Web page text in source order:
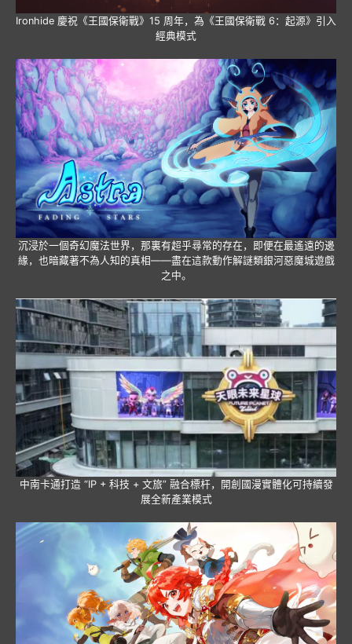
Ironhide 慶祝《王國保衛戰》15 周年，為《王國保衛戰 6：起源》引入
經典模式
沉浸於一個奇幻魔法世界，那裏有超乎尋常的存在，即便在最遙遠的邊
緣，也暗藏著不為人知的真相——盡在這款動作解謎類銀河惡魔城遊戲
之中。
中南卡通打造 “IP + 科技 + 文旅” 融合標杆，開創國漫實體化可持續發
展全新產業模式